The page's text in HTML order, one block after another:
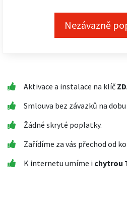
Nezávazně
Aktivace a instalace na klíč
Smlouva bez závazků na
Žádné skryté poplatky.
Zařídíme za vás přechod od
K internetu umíme i chytrou